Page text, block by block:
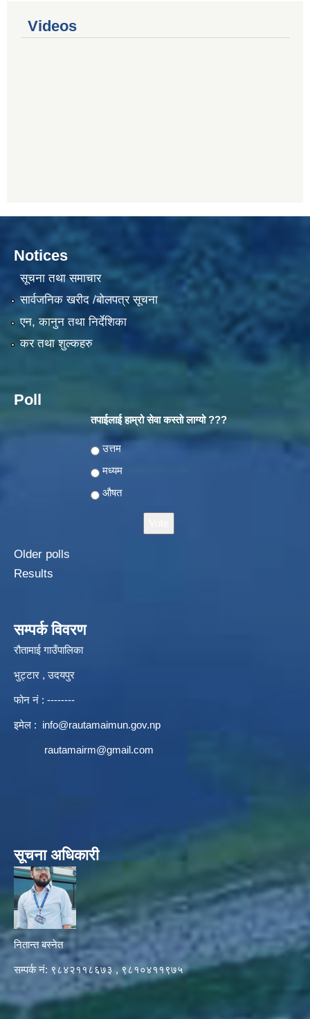
Videos
Notices
सूचना तथा समाचार
सार्वजनिक खरीद /बोलपत्र सूचना
एन, कानुन तथा निर्देशिका
कर तथा शुल्कहरु
Poll
तपाईलाई हाम्रो सेवा कस्तो लाग्यो ???
Choices
उत्तम
मध्यम
औषत
Older polls
Results
सम्पर्क विवरण
रौतामाई गाउँपालिका
भुट्टार , उदयपुर
फोन नं : --------
इमेल : info@rautamaimun.gov.np
rautamairm@gmail.com
सूचना अधिकारी
नितान्त बस्नेत
सम्पर्क नं: ९८४२११८६७३ , ९८१०४११९७५